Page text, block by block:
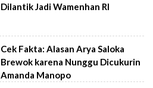
Dilantik Jadi Wamenhan RI
Cek Fakta: Alasan Arya Saloka
Brewok karena Nunggu Dicukurin
Amanda Manopo